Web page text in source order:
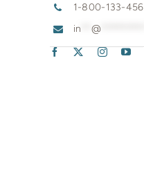
1-800-133-456
in
@